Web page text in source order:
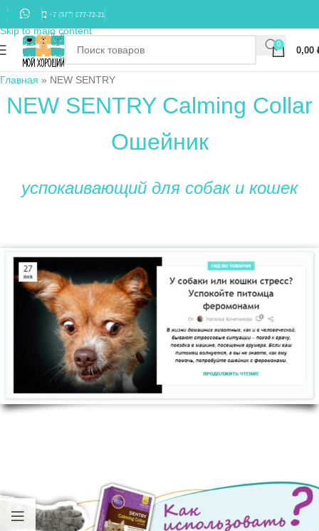
Skip to navigation
Skip to main content
+7 (977) 677-72-21
0
0,00
Главная » NEW SENTRY
NEW SENTRY Calming Collar
Ошейник
успокаивающий для собак и кошек